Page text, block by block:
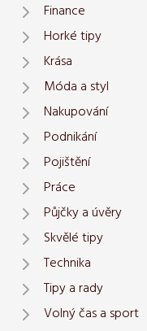
Finance
Horké tipy
Krása
Móda a styl
Nakupování
Podnikání
Pojištění
Práce
Půjčky a úvěry
Skvělé tipy
Technika
Tipy a rady
Volný čas a sport